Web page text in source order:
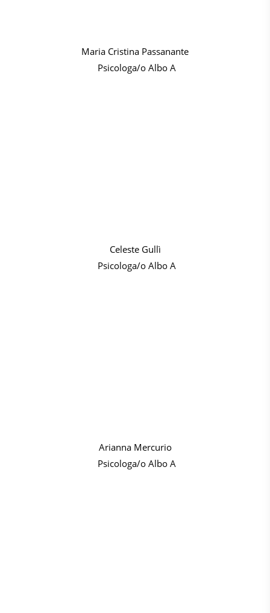
Maria Cristina Passanante
Psicologa/o Albo A
Celeste Gullì
Psicologa/o Albo A
Arianna Mercurio
Psicologa/o Albo A